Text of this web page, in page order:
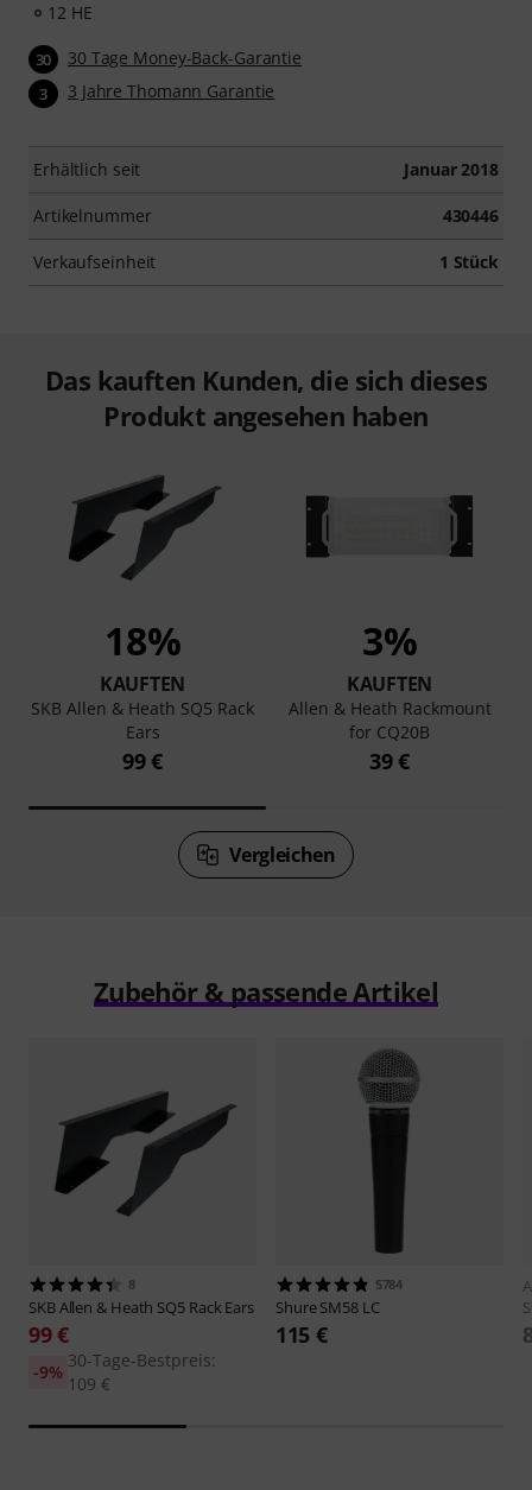
12 HE
30 30 Tage Money-Back-Garantie
3 3 Jahre Thomann Garantie
Erhältlich seit Januar 2018
Artikelnummer 430446
Verkaufseinheit 1 Stück
Das kauften Kunden, die sich dieses
Produkt angesehen haben
18%
KAUFTEN
SKB Allen & Heath SQ5 Rack
Ears
99 €
3%
KAUFTEN
Allen & Heath Rackmount
for CQ20B
39 €
Vergleichen
Zubehör & passende Artikel
8
SKBAllen & Heath SQ5 Rack Ears
99 €
30-Tage-Bestpreis:
109 €
-9%
5784
ShureSM58 LC
115 €